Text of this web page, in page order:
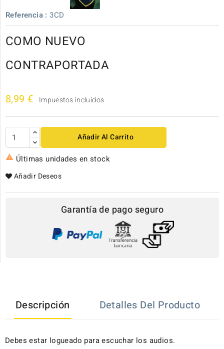
Referencia : 3CD
COMO NUEVO
CONTRAPORTADA
8,99 € Impuestos incluidos
Añadir Al Carrito
 Últimas unidades en stock
Añadir Deseos
Garantía de pago seguro
Descripción Detalles Del Producto
Debes estar logueado para escuchar los audios.